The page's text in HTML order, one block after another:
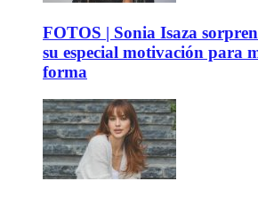
FOTOS | Sonia Isaza
su especial motivación para
forma